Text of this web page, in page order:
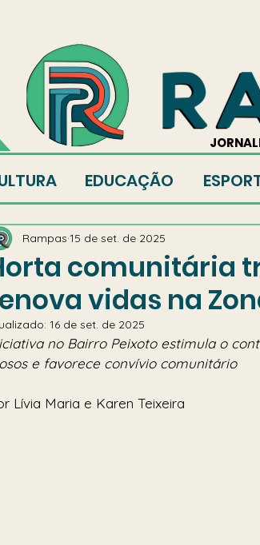
EDUCAÇÃO
comunitária
vidas na
Rampas 15 de set. de 2025
16 de set. de 2025
no Bairro Peixoto estimula o
e favorece convívio comunitário
Lívia Maria e Karen Teixeira